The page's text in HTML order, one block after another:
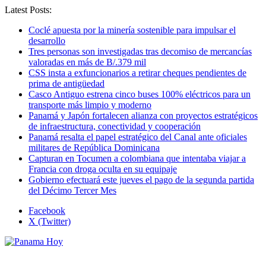
Latest Posts:
Coclé apuesta por la minería sostenible para impulsar el
desarrollo
Tres personas son investigadas tras decomiso de mercancías
valoradas en más de B/.379 mil
CSS insta a exfuncionarios a retirar cheques pendientes de
prima de antigüedad
Casco Antiguo estrena cinco buses 100% eléctricos para un
transporte más limpio y moderno
Panamá y Japón fortalecen alianza con proyectos estratégicos
de infraestructura, conectividad y cooperación
Panamá resalta el papel estratégico del Canal ante oficiales
militares de República Dominicana
Capturan en Tocumen a colombiana que intentaba viajar a
Francia con droga oculta en su equipaje
Gobierno efectuará este jueves el pago de la segunda partida
del Décimo Tercer Mes
Facebook
X (Twitter)